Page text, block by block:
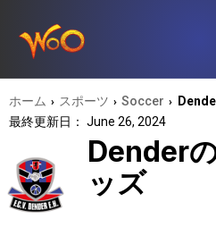
ホーム › スポーツ › Soccer ›
最終更新日： June 26, 2024
Dender
ッズ